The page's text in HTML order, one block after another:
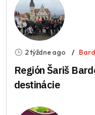
2 týždne ago
Región Šariš
destinácie